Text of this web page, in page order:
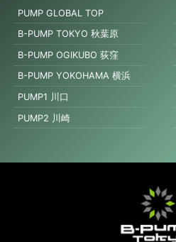
PUMP GLOBAL TOP
B-PUMP TOKYO 秋葉原
B-PUMP OGIKUBO 荻窪
B-PUMP YOKOHAMA 横浜
PUMP1 川口
PUMP2 川崎